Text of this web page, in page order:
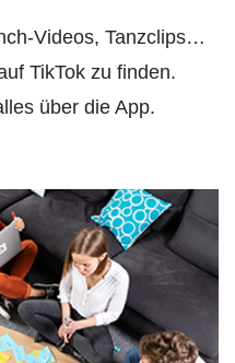
Videos, Tanzclips…
TikTok zu finden.
über die App.